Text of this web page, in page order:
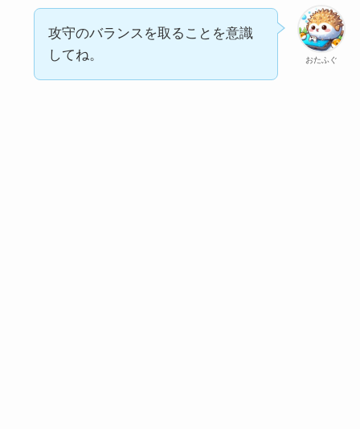
おたふぐ
攻守のバランスを取ることを意識
してね。